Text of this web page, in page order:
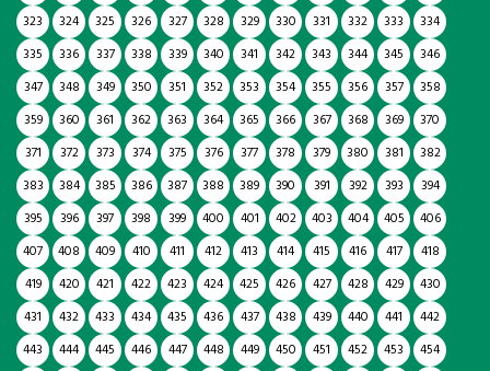
323
324 325 326 327 328 329 330 331 332 333
334
335
336 337 338 339 340 341 342 343 344 345
346
347
348 349 350 351 352 353 354 355 356 357
358
359
360 361 362 363 364 365 366 367 368 369
370
371
372 373 374 375 376 377 378 379 380 381
382
383
384 385 386 387 388 389 390 391 392 393
394
395
396 397 398 399 400 401 402 403 404 405
406
407
408 409 410 411 412 413 414 415 416 417
418
419
420 421 422 423 424 425 426 427 428 429
430
431
432 433 434 435 436 437 438 439 440 441
442
443
444 445 446 447 448 449 450 451 452 453
454